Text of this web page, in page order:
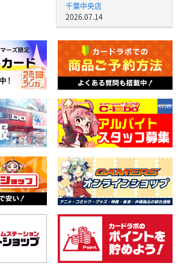
千葉中央店
2026.07.14